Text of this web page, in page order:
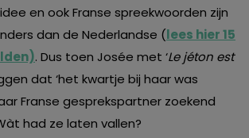
en ook Franse spreekwoorden zijn
dan de Nederlandse (lees hier 15
. Dus toen Josée met ‘Le jéton est
dat ‘het kwartje bij haar was
Franse gesprekspartner zoekend
had ze laten vallen?